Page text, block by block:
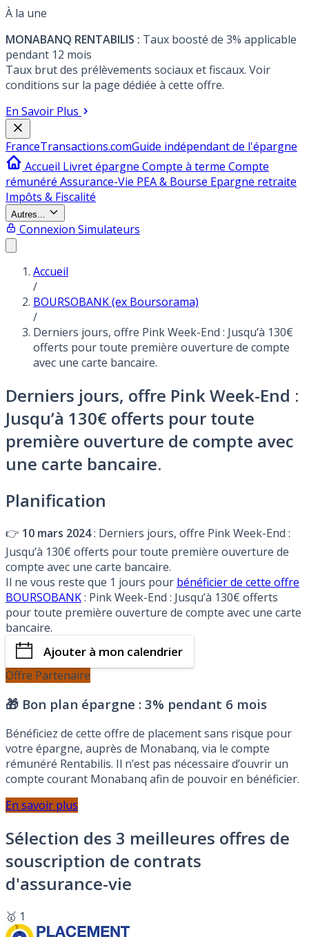
À la une
MONABANQ RENTABILIS : Taux boosté de 3% applicable
pendant 12 mois
Taux brut des prélèvements sociaux et fiscaux. Voir
conditions sur la page dédiée à cette offre.
En Savoir Plus
FranceTransactions.comGuide indépendant de l'épargne
Accueil Livret épargne Compte à terme Compte
rémunéré Assurance-Vie PEA & Bourse Epargne retraite
Impôts & Fiscalité
Autres...
Connexion Simulateurs
Accueil
/
BOURSOBANK (ex Boursorama)
/
Derniers jours, offre Pink Week-End : Jusqu’à 130€
offerts pour toute première ouverture de compte
avec une carte bancaire.
Derniers jours, offre Pink Week-End :
Jusqu’à 130€ offerts pour toute
première ouverture de compte avec
une carte bancaire.
Planification
👉 10 mars 2024: Derniers jours, offre Pink Week-End :
Jusqu’à 130€ offerts pour toute première ouverture de
compte avec une carte bancaire.
Il ne vous reste que 1 jours pour bénéficier de cette offre
BOURSOBANK: Pink Week-End : Jusqu’à 130€ offerts
pour toute première ouverture de compte avec une carte
bancaire.
Ajouter à mon calendrier
Offre Partenaire
🎁 Bon plan épargne : 3% pendant 6 mois
Bénéficiez de cette offre de placement sans risque pour
votre épargne, auprès de Monabanq, via le compte
rémunéré Rentabilis. Il n’est pas nécessaire d’ouvrir un
compte courant Monabanq afin de pouvoir en bénéficier.
En savoir plus
Sélection des 3 meilleures offres de
souscription de contrats
d'assurance-vie
🥇 1